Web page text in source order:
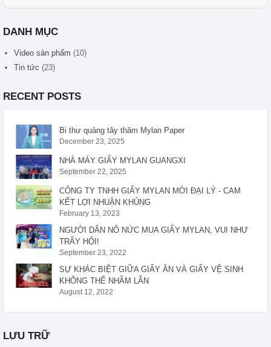
DANH MỤC
Video sản phẩm (10)
Tin tức (23)
RECENT POSTS
Bi thư quảng tây thăm Mylan Paper
December 23, 2025
NHÀ MÁY GIẤY MYLAN GUANGXI
September 22, 2025
CÔNG TY TNHH GIẤY MYLAN MỜI ĐẠI LÝ - CAM
KẾT LỢI NHUẬN KHỦNG
February 13, 2023
NGƯỜI DÂN NÔ NỨC MUA GIẤY MYLAN, VUI NHƯ
TRẨY HỘI!
September 23, 2022
SỰ KHÁC BIỆT GIỮA GIẤY ĂN VÀ GIẤY VỆ SINH
KHÔNG THỂ NHẦM LẪN
August 12, 2022
LƯU TRỮ